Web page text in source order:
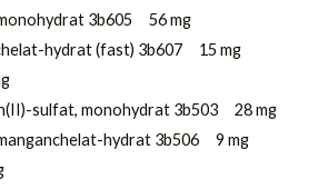
3b605 56 mg
hydrat (fast) 3b607 15 mg
sulfat, monohydrat 3b503 28 mg
hydrat 3b506 9 mg